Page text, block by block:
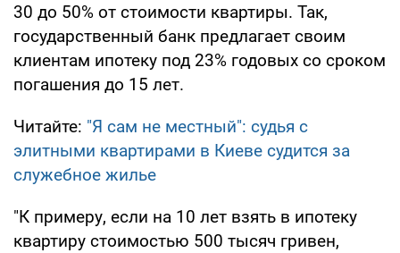
30 до 50% от стоимости квартиры. Так,
государственный банк предлагает своим
клиентам ипотеку под 23% годовых со сроком
погашения до 15 лет.
Читайте: "Я сам не местный": судья с
элитными квартирами в Киеве судится за
служебное жилье
"К примеру, если на 10 лет взять в ипотеку
квартиру стоимостью 500 тысяч гривен,